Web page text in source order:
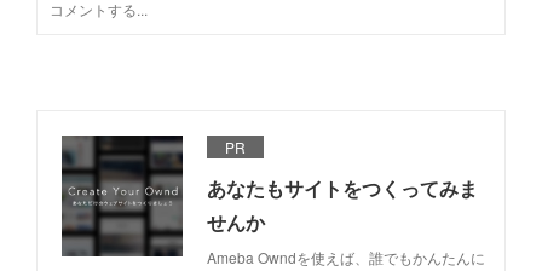
PR
あなたもサイトをつくってみま
せんか
Ameba Owndを使えば、誰でもかんたんに